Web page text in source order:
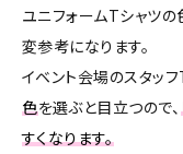
ユニフォームTシャツの
変参考になります。
イベント会場のスタッ
色を選ぶと目立つので、
すくなります。